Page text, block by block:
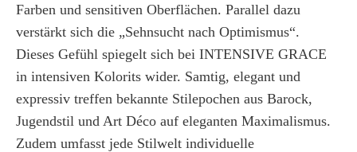
Farben und sensitiven Oberflächen. Parallel dazu
verstärkt sich die „Sehnsucht nach Optimismus“.
Dieses Gefühl spiegelt sich bei INTENSIVE GRACE
in intensiven Kolorits wider. Samtig, elegant und
expressiv treffen bekannte Stilepochen aus Barock,
Jugendstil und Art Déco auf eleganten Maximalismus.
Zudem umfasst jede Stilwelt individuelle